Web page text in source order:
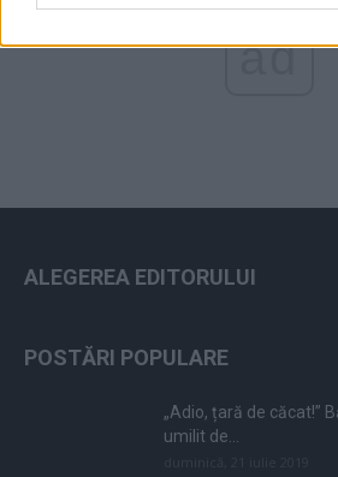
ad
ALEGEREA EDITORULUI
POSTĂRI POPULARE
„Adio, țară de căcat!”
umilit de...